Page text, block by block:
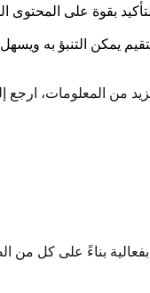
بقوة على المحتوى
يمكن التنبؤ به
من المعلومات، ارجع
بناءً على كل من